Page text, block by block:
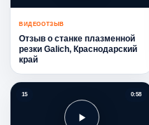
ВИДЕООТЗЫВ
Отзыв о станке плазменной
резки Galich, Краснодарский
край
15 0:58